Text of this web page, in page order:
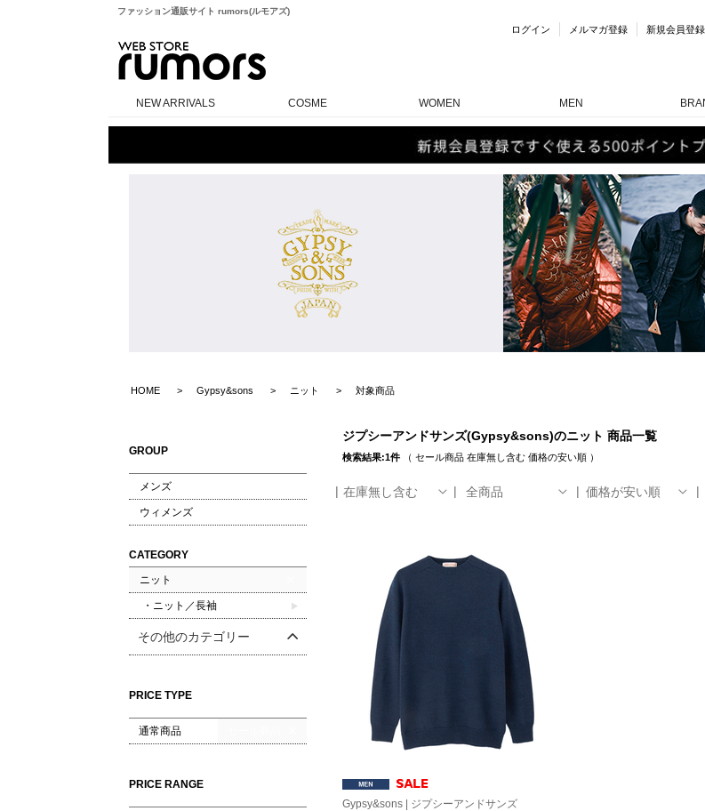
ファッション通販サイト rumors(ルモアズ)
ログイン メルマガ登録 新規会員登録
NEW ARRIVALS COSME WOMEN MEN
HOME Gypsy&sons ニット 対象商品
GROUP
メンズ
ウィメンズ
CATEGORY
ニット
・ニット／長袖
その他のカテゴリー
PRICE TYPE
通常商品
PRICE RANGE
ジプシーアンドサンズ(Gypsy&sons)のニット 商品一覧
検索結果:1件（ セール商品 在庫無し含む 価格の安い順）
在庫無し含む 全商品 価格が安い順
Gypsy&sons | ジプシーアンドサンズ